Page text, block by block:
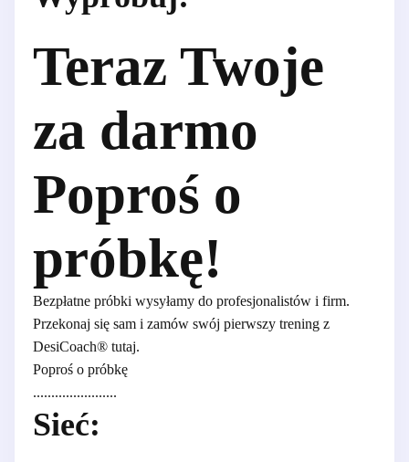
Teraz Twoje
za darmo
Poproś o
próbkę!
Bezpłatne próbki wysyłamy do profesjonalistów i firm.
Przekonaj się sam i zamów swój pierwszy trening z
DesiCoach® tutaj.
Poproś o próbkę
.......................
Sieć: